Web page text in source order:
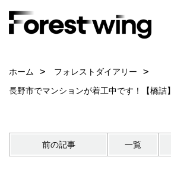
ホーム
フォレストダイアリー
長野市でマンションが着工中です！【橋詰】
前の記事 一覧